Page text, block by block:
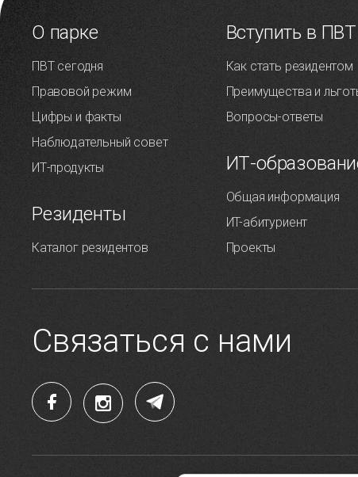
О парке
ПВТ сегодня
Правовой режим
Цифры и факты
Наблюдательный совет
ИТ-продукты
Резиденты
Каталог резидентов
Вступить в ПВТ
Как стать резидентом
Преимущества и
Вопросы-ответы
ИТ-
Общая информация
ИT-абитуриент
Проекты
Связаться с нами